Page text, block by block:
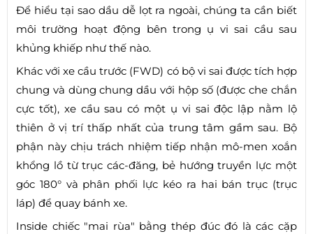
Để hiểu tại sao dầu dễ lọt ra ngoài, chúng ta cần biết
môi trường hoạt động bên trong ụ vi sai cầu sau
khủng khiếp như thế nào.
Khác với xe cầu trước (FWD) có bộ vi sai được tích hợp
chung và dùng chung dầu với hộp số (được che chắn
cực tốt), xe cầu sau có một ụ vi sai độc lập nằm lộ
thiên ở vị trí thấp nhất của trung tâm gầm sau. Bộ
phận này chịu trách nhiệm tiếp nhận mô-men xoắn
khổng lồ từ trục các-đăng, bẻ hướng truyền lực một
góc 180° và phân phối lực kéo ra hai bán trục (trục
láp) để quay bánh xe.
Inside chiếc "mai rùa" bằng thép đúc đó là các cặp